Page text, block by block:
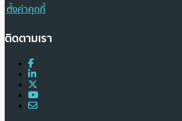
ตั้งค่าคุกกี้
ติดตามเรา